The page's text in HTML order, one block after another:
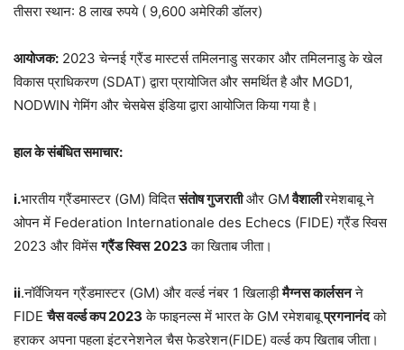
तीसरा स्थान: 8 लाख रुपये ( 9,600 अमेरिकी डॉलर)
आयोजक: 2023 चेन्नई ग्रैंड मास्टर्स तमिलनाडु सरकार और तमिलनाडु के खेल
विकास प्राधिकरण (SDAT) द्वारा प्रायोजित और समर्थित है और MGD1,
NODWIN गेमिंग और चेसबेस इंडिया द्वारा आयोजित किया गया है।
हाल के संबंधित समाचार:
i.भारतीय ग्रैंडमास्टर (GM) विदितसंतोष गुजरातीऔर GMवैशालीरमेशबाबू ने
ओपन में Federation Internationale des Echecs (FIDE) ग्रैंड स्विस
2023 और विमेंसग्रैंड स्विस 2023 का खिताब जीता।
ii.नॉर्वेजियन ग्रैंडमास्टर (GM) और वर्ल्ड नंबर 1 खिलाड़ीमैग्नस कार्लसनने
FIDEचैस वर्ल्ड कप 2023 के फाइनल्स में भारत के GM रमेशबाबूप्रगनानंदको
हराकर अपना पहला इंटरनेशनेल चैस फेडरेशन(FIDE) वर्ल्ड कप खिताब जीता।